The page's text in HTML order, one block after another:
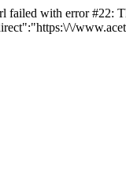
with error #22:
\/